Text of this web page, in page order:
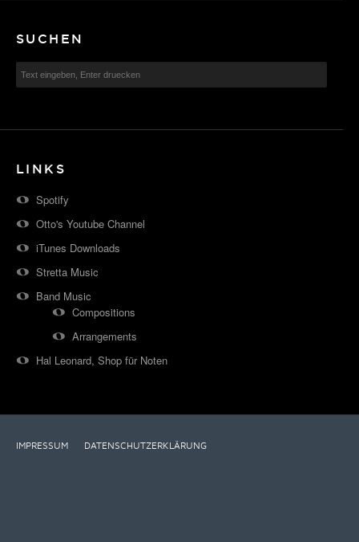
SUCHEN
LINKS
Spotify
Otto's Youtube Channel
iTunes Downloads
Stretta Music
Band Music
Compositions
Arrangements
Hal Leonard, Shop für Noten
IMPRESSUM DATENSCHUTZERKLÄRUNG